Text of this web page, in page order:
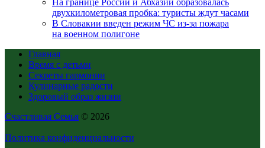
двухкилометровая пробка: туристы ждут часами
В Словакии введен режим ЧС из-за пожара
на военном полигоне
Главная
Время с детьми
Секреты гармонии
Кулинарные радости
Здоровый образ жизни
Счастливая Семья © 2026
Политика конфиденциальности